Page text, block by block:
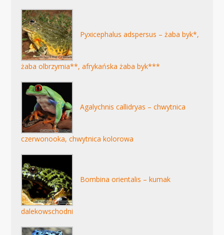
Pyxicephalus adspersus – żaba byk*,
żaba olbrzymia**, afrykańska żaba byk***
Agalychnis callidryas – chwytnica
czerwonooka, chwytnica kolorowa
Bombina orientalis – kumak
dalekowschodni